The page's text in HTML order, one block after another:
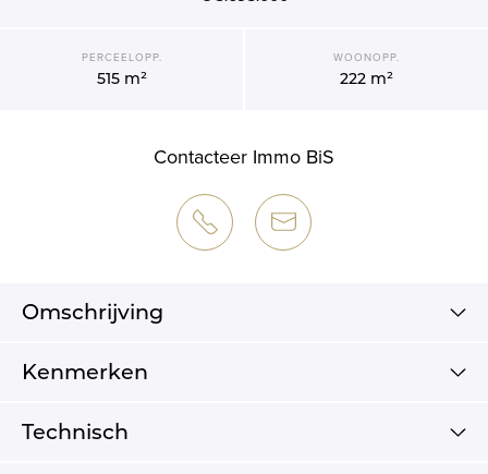
PERCEELOPP.
515 m²
WOONOPP.
222 m²
Contacteer Immo BiS
Omschrijving
Kenmerken
Technisch